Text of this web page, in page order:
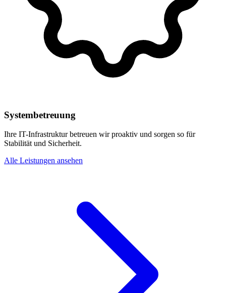
Systembetreuung
Ihre IT-Infrastruktur betreuen wir proaktiv und sorgen so für
Stabilität und Sicherheit.
Alle Leistungen ansehen